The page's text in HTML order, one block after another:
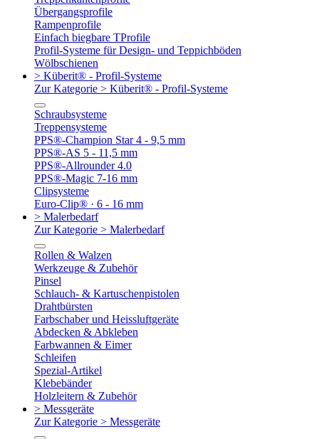
Übergangsprofile
Rampenprofile
Einfach biegbare TProfile
Profil-Systeme für Design- und Teppichböden
Wölbschienen
> Küberit® - Profil-Systeme
Zur Kategorie > Küberit® - Profil-Systeme
Schraubsysteme
Treppensysteme
PPS®-Champion Star 4 - 9,5 mm
PPS®-AS 5 - 11,5 mm
PPS®-Allrounder 4.0
PPS®-Magic 7-16 mm
Clipsysteme
Euro-Clip® · 6 - 16 mm
> Malerbedarf
Zur Kategorie > Malerbedarf
Rollen & Walzen
Werkzeuge & Zubehör
Pinsel
Schlauch- & Kartuschenpistolen
Drahtbürsten
Farbschaber und Heissluftgeräte
Abdecken & Abkleben
Farbwannen & Eimer
Schleifen
Spezial-Artikel
Klebebänder
Holzleitern & Zubehör
> Messgeräte
Zur Kategorie > Messgeräte